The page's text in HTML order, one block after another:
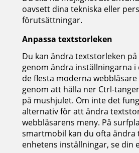
oavsett dina tekniska eller
förutsättningar.
Anpassa textstorleken
Du kan ändra textstorleken
genom ändra inställningarna i
de flesta moderna
genom att hålla ner Ctrl-
på mushjulet. Om inte det
alternativ för att ändra
webbläsarens meny. På
smartmobil kan du ofta ändra
enhetens inställningar, se din